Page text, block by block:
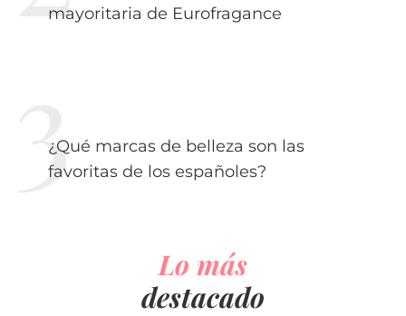
mayoritaria de Eurofragance
¿Qué marcas de belleza son las
favoritas de los españoles?
Lo más
destacado